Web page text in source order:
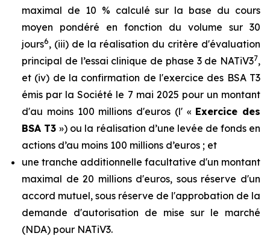
maximal de 10 % calculé sur la base du cours
moyen pondéré en fonction du volume sur 30
jours6, (iii) de la réalisation du critère d'évaluation
principal de l’essai clinique de phase 3 de NATiV37,
et (iv) de la confirmation de l'exercice des BSA T3
émis par la Société le 7 mai 2025 pour un montant
d'au moins 100 millions d'euros (l' « Exercice des
BSA T3») ou la réalisation d’une levée de fonds en
actions d’au moins 100 millions d’euros ; et
une tranche additionnelle facultative d'un montant
maximal de 20 millions d'euros, sous réserve d'un
accord mutuel, sous réserve de l'approbation de la
demande d'autorisation de mise sur le marché
(NDA) pour NATiV3.